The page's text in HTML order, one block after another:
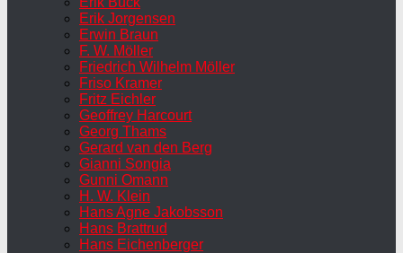
Erik Jorgensen
Erwin Braun
F. W. Möller
Friedrich Wilhelm Möller
Friso Kramer
Fritz Eichler
Geoffrey Harcourt
Georg Thams
Gerard van den Berg
Gianni Songia
Gunni Omann
H. W. Klein
Hans Agne Jakobsson
Hans Brattrud
Hans Eichenberger